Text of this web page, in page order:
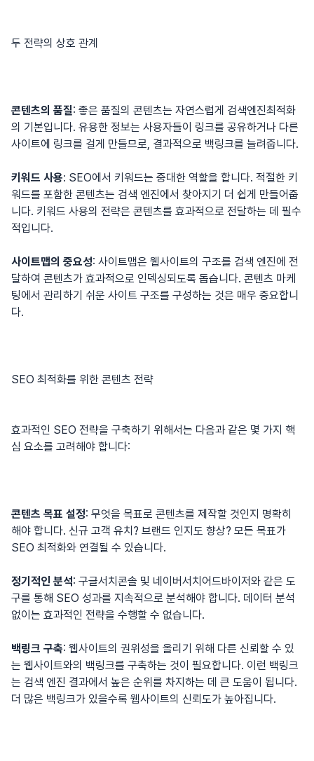
두 전략의 상호 관계
콘텐츠의 품질: 좋은 품질의 콘텐츠는 자연스럽게 검색엔진최적화
의 기본입니다. 유용한 정보는 사용자들이 링크를 공유하거나 다른
사이트에 링크를 걸게 만들므로, 결과적으로 백링크를 늘려줍니다.
키워드 사용: SEO에서 키워드는 중대한 역할을 합니다. 적절한 키
워드를 포함한 콘텐츠는 검색 엔진에서 찾아지기 더 쉽게 만들어줍
니다. 키워드 사용의 전략은 콘텐츠를 효과적으로 전달하는 데 필수
적입니다.
사이트맵의 중요성: 사이트맵은 웹사이트의 구조를 검색 엔진에 전
달하여 콘텐츠가 효과적으로 인덱싱되도록 돕습니다. 콘텐츠 마케
팅에서 관리하기 쉬운 사이트 구조를 구성하는 것은 매우 중요합니
다.
SEO 최적화를 위한 콘텐츠 전략
효과적인 SEO 전략을 구축하기 위해서는 다음과 같은 몇 가지 핵
심 요소를 고려해야 합니다:
콘텐츠 목표 설정: 무엇을 목표로 콘텐츠를 제작할 것인지 명확히
해야 합니다. 신규 고객 유치? 브랜드 인지도 향상? 모든 목표가
SEO 최적화와 연결될 수 있습니다.
정기적인 분석: 구글서치콘솔 및 네이버서치어드바이저와 같은 도
구를 통해 SEO 성과를 지속적으로 분석해야 합니다. 데이터 분석
없이는 효과적인 전략을 수행할 수 없습니다.
백링크 구축: 웹사이트의 권위성을 올리기 위해 다른 신뢰할 수 있
는 웹사이트와의 백링크를 구축하는 것이 필요합니다. 이런 백링크
는 검색 엔진 결과에서 높은 순위를 차지하는 데 큰 도움이 됩니다.
더 많은 백링크가 있을수록 웹사이트의 신뢰도가 높아집니다.